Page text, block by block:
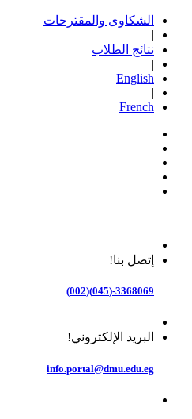
الشكاوى والمقترحات
|
نتائج الطلاب
|
English
|
French
إتصل بنا!
3368069-(045)(002)
البريد الإلكتروني!
info.portal@dmu.edu.eg